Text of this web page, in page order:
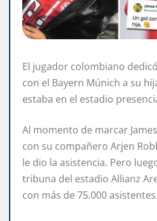
El jugador colombiano
con el Bayern Múnich a su
estaba en el estadio
Al momento de marcar
con su compañero Arjen
le dio la asistencia. Pero
tribuna del estadio Allianz
con más de 75.000 asistentes.